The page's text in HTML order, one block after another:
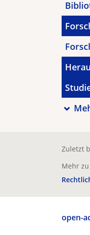
Zuletzt
Mehr
open-